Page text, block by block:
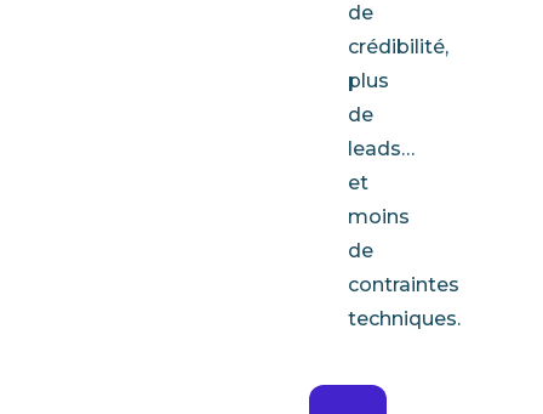
de
crédibilité,
plus
de
leads…
et
moins
de
contraintes
techniques.